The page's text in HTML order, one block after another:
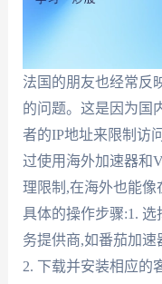
法国的朋友也经常反
的问题。这是因为国
者的IP地址来限制访
过使用海外加速器和
理限制,在海外也能
具体的操作步骤:1.
务提供商,如番茄加速
2. 下载并安装相应的